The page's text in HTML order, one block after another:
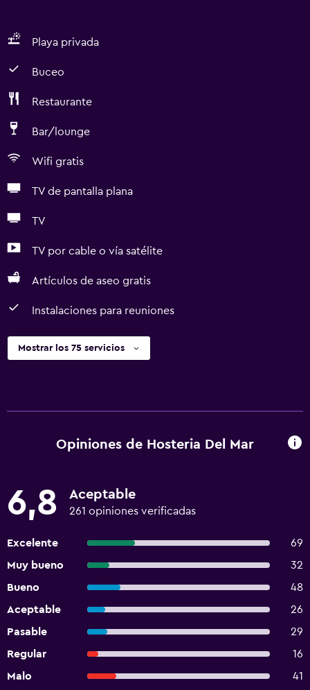
Playa privada
Buceo
Restaurante
Bar/lounge
Wifi gratis
TV de pantalla plana
TV
TV por cable o vía satélite
Artículos de aseo gratis
Instalaciones para reuniones
Mostrar los 75 servicios
Opiniones de Hosteria Del Mar
6,8 Aceptable
261 opiniones verificadas
Excelente
69
Muy bueno
32
Bueno
48
Aceptable
26
Pasable
29
Regular
16
Malo
41